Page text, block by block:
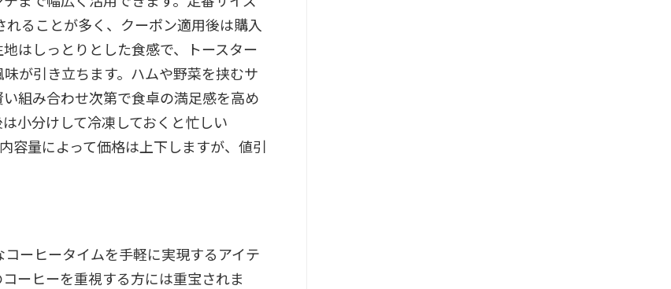
ることが多く、クーポン適用後は購入
はしっとりとした食感で、トースター
が引き立ちます。ハムや野菜を挟むサ
組み合わせ次第で食卓の満足感を高め
小分けして冷凍しておくと忙しい
容量によって価格は上下しますが、値引
ーヒータイムを手軽に実現するアイテ
ーヒーを重視する方には重宝されま